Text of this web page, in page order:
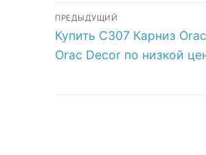
цене в интернет-
магазине
Навигация
по
ПРЕДЫДУЩИЙ
Предыдущая
запись:
Купить C307 Карниз
Orac Decor по низкой